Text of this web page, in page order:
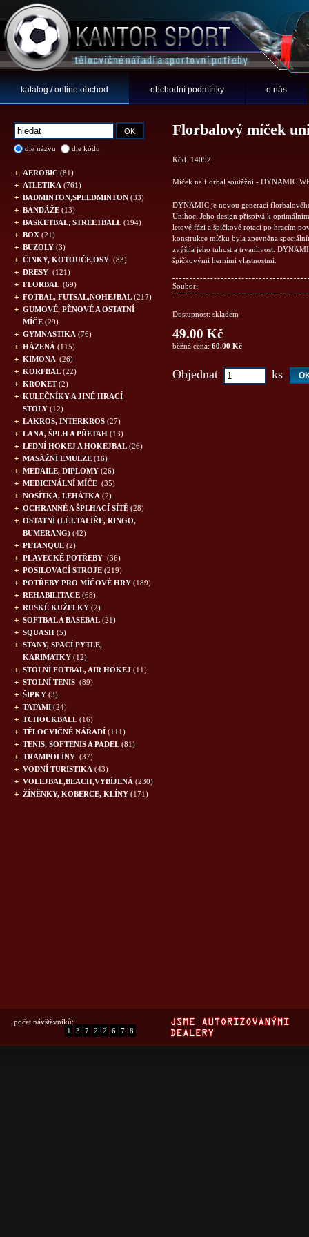
katalog / online obchod obchodní podmínky o nás
dle názvu dle kódu
AEROBIC (81)
ATLETIKA (761)
BADMINTON,SPEEDMINTON (33)
BANDÁŽE (13)
BASKETBAL, STREETBALL (194)
BOX (21)
BUZOLY (3)
ČINKY, KOTOUČE,OSY (83)
DRESY (121)
FLORBAL (69)
FOTBAL, FUTSAL,NOHEJBAL (217)
GUMOVÉ, PĚNOVÉ A OSTATNÍ
MÍČE (29)
GYMNASTIKA (76)
HÁZENÁ (115)
KIMONA (26)
KORFBAL (22)
KROKET(2)
KULEČNÍKY A JINÉ HRACÍ
STOLY (12)
LAKROS, INTERKROS (27)
LANA, ŠPLH A PŘETAH (13)
LEDNÍ HOKEJ A HOKEJBAL (26)
MASÁŽNÍ EMULZE (16)
MEDAILE, DIPLOMY (26)
MEDICINÁLNÍ MÍČE (35)
NOSÍTKA, LEHÁTKA (2)
OCHRANNÉ A ŠPLHACÍ SÍTĚ (28)
OSTATNÍ (LÉT.TALÍŘE, RINGO,
BUMERANG) (42)
PETANQUE (2)
PLAVECKÉ POTŘEBY (36)
POSILOVACÍ STROJE (219)
POTŘEBY PRO MÍČOVÉ HRY (189)
REHABILITACE (68)
RUSKÉ KUŽELKY (2)
SOFTBAL A BASEBAL (21)
SQUASH (5)
STANY, SPACÍ PYTLE,
KARIMATKY (12)
STOLNÍ FOTBAL, AIR HOKEJ (11)
STOLNÍ TENIS (89)
ŠIPKY (3)
TATAMI (24)
TCHOUKBALL (16)
TĚLOCVIČNÉ NÁŘADÍ (111)
TENIS, SOFTENIS A PADEL (81)
TRAMPOLÍNY (37)
VODNÍ TURISTIKA (43)
VOLEJBAL,BEACH,VYBÍJENÁ (230)
ŽÍNĚNKY, KOBERCE, KLÍNY (171)
Florbalový míček
Kód: 14052
Míček na florbal soutěžní - DYNAMIC
DYNAMIC je novou generací
Unihoc. Jeho design přispívá k
letové fázi a špičkové rotaci po hracím
konstrukce míčku byla zpevněna
zvýšila jeho tuhost a trvanlivost.
špičkovými herními vlastnostmi.
Soubor:
Dostupnost: skladem
49.00 Kč
běžná cena: 60.00 Kč
Objednat ks
počet návštěvníků:
1
3 7 2 2 6 7 8